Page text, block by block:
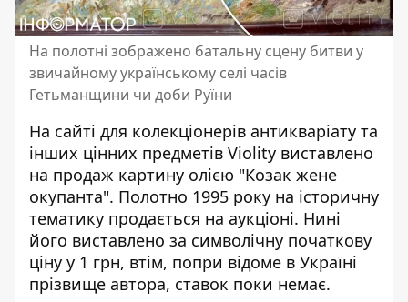
На полотні зображено батальну сцену битви у
звичайному українському селі часів
Гетьманщини чи доби Руїни
На сайті для колекціонерів антикваріату та
інших цінних предметів Violity виставлено
на продаж картину олією "Козак жене
окупанта". Полотно 1995 року на історичну
тематику продається на аукціоні. Нині
його виставлено за символічну початкову
ціну у 1 грн, втім, попри відоме в Україні
прізвище автора, ставок поки немає.